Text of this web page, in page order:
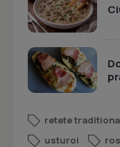
retete
usturoi